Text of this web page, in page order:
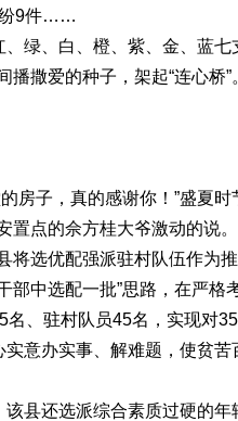
纷9件……
、绿、白、橙、紫、金、蓝
播撒爱的种子，架起“连心桥”
房子，真的感谢你！”盛夏
置点的佘方桂大爷激动的说。
将选优配强派驻村队伍作为
部中选配一批”思路，在严
名、驻村队员45名，实现对
实意办实事、解难题，使贫
该县还选派综合素质过硬的